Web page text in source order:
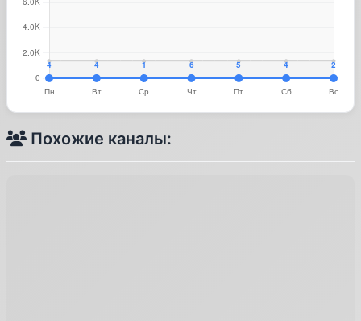
Похожие каналы: